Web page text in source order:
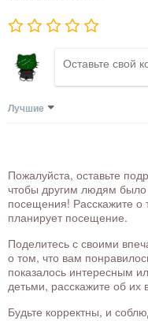
Лучшие
Пожалуйста, оставьте
чтобы другим людям
посещения! Расскажите о
планирует посещение.
Поделитесь с своими
о том, что вам
показалось интересным
детьми, расскажите об их
Будьте корректны, и